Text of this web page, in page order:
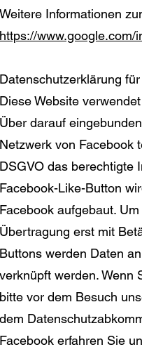
Weitere Informationen
https://www.google.com/
Datenschutzerklärung
Diese Website
Über darauf
Netzwerk von Facebook
DSGVO das berechtigte
Facebook-Like-Button
Facebook aufgebaut.
Übertragung erst mit
Buttons werden Daten
verknüpft werden. Wenn
bitte vor dem Besuch
dem
Facebook erfahren Sie